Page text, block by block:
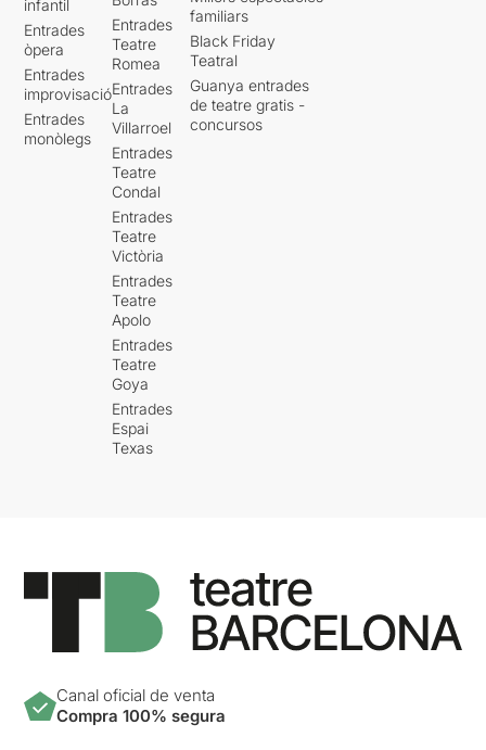
infantil
Entrades
òpera
Entrades
improvisació
Entrades
monòlegs
Entrades
Teatre
Romea
Entrades
La
Villarroel
Entrades
Teatre
Condal
Entrades
Teatre
Victòria
Entrades
Teatre
Apolo
Entrades
Teatre
Goya
Entrades
Espai
Texas
familiars
Black Friday
Teatral
Guanya entrades
de teatre gratis -
concursos
Canal oficial de venta
Compra 100% segura